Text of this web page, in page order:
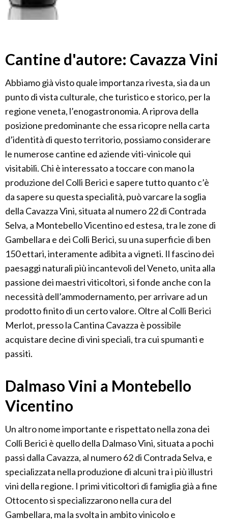
Cantine d'autore: Cavazza Vini
Abbiamo già visto quale importanza rivesta, sia da un
punto di vista culturale, che turistico e storico, per la
regione veneta, l’enogastronomia. A riprova della
posizione predominante che essa ricopre nella carta
d’identità di questo territorio, possiamo considerare
le numerose cantine ed aziende viti-vinicole qui
visitabili. Chi è interessato a toccare con mano la
produzione del Colli Berici e sapere tutto quanto c’è
da sapere su questa specialità, può varcare la soglia
della Cavazza Vini, situata al numero 22 di Contrada
Selva, a Montebello Vicentino ed estesa, tra le zone di
Gambellara e dei Colli Berici, su una superficie di ben
150 ettari, interamente adibita a vigneti. Il fascino dei
paesaggi naturali più incantevoli del Veneto, unita alla
passione dei maestri viticoltori, si fonde anche con la
necessità dell’ammodernamento, per arrivare ad un
prodotto finito di un certo valore. Oltre al Colli Berici
Merlot, presso la Cantina Cavazza è possibile
acquistare decine di vini speciali, tra cui spumanti e
passiti.
Dalmaso Vini a Montebello
Vicentino
Un altro nome importante e rispettato nella zona dei
Colli Berici è quello della Dalmaso Vini, situata a pochi
passi dalla Cavazza, al numero 62 di Contrada Selva, e
specializzata nella produzione di alcuni tra i più illustri
vini della regione. I primi viticoltori di famiglia già a fine
Ottocento si specializzarono nella cura del
Gambellara, ma la svolta in ambito vinicolo e